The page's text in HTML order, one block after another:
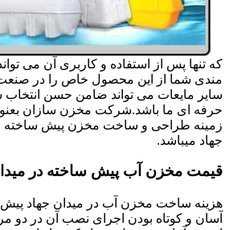
که تنها پس از استفاده و کاربری آن می
مندی شما از این محصول خاص را در
سایر مایعات می تواند ضامن حسن انتخاب
حرفه ای ما باشد.شرکت مخزن سازان
زمینه طراحی و ساخت مخزن پیش ساخته
جهاد میباشد.
قیمت مخزن آب پیش ساخته در
هزینه ساخت مخزن آب در میدان جهاد
آسان و کوتاه بودن اجرای نصب آن در دو